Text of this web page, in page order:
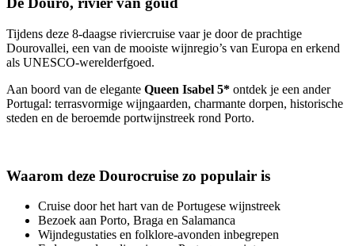
Tijdens deze 8-daagse riviercruise vaar je door de prachtige
Dourovallei, een van de mooiste wijnregio’s van Europa en erkend
als UNESCO-werelderfgoed.
Aan boord van de elegante Queen Isabel 5* ontdek je een ander
Portugal: terrasvormige wijngaarden, charmante dorpen, historische
steden en de beroemde portwijnstreek rond Porto.
Waarom deze Dourocruise zo populair is
Cruise door het hart van de Portugese wijnstreek
Bezoek aan Porto, Braga en Salamanca
Wijndegustaties en folklore-avonden inbegrepen